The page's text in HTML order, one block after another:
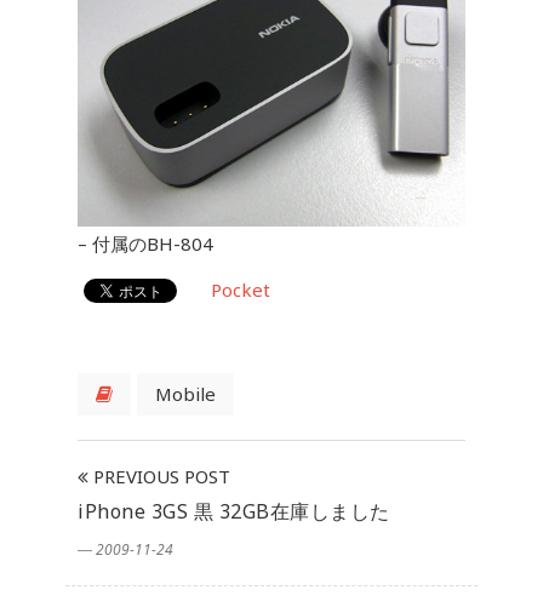
– 付属のBH-804
Pocket
Mobile
PREVIOUS POST
iPhone 3GS 黒 32GB在庫しました
― 2009-11-24